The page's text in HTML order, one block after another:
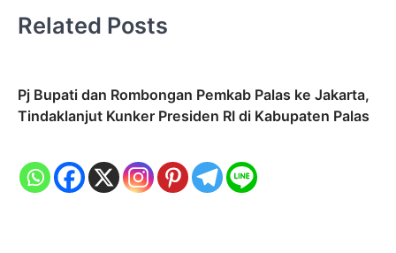
Related Posts
Pj Bupati dan Rombongan Pemkab Palas ke Jakarta,
Tindaklanjut Kunker Presiden RI di Kabupaten Palas